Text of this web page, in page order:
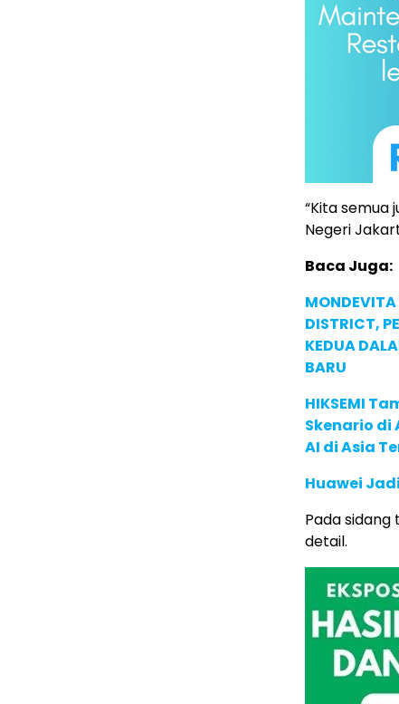
“Kita semua
Negeri
Baca Juga:
MONDEVITA
DISTRICT,
KEDUA
BARU
HIKSEMI
Skenario di
AI di Asia
Huawei
Pada
detail.